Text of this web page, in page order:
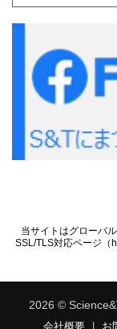
当サイトはグローバ
SSL/TLS対応ページ（
2026 ©